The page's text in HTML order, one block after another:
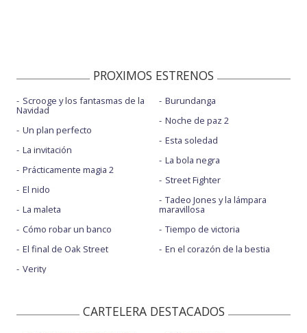
PROXIMOS ESTRENOS
Scrooge y los fantasmas de la
Navidad
Un plan perfecto
La invitación
Prácticamente magia 2
El nido
La maleta
Cómo robar un banco
El final de Oak Street
Verity
Burundanga
Noche de paz 2
Esta soledad
La bola negra
Street Fighter
Tadeo Jones y la lámpara
maravillosa
Tiempo de victoria
En el corazón de la bestia
CARTELERA DESTACADOS